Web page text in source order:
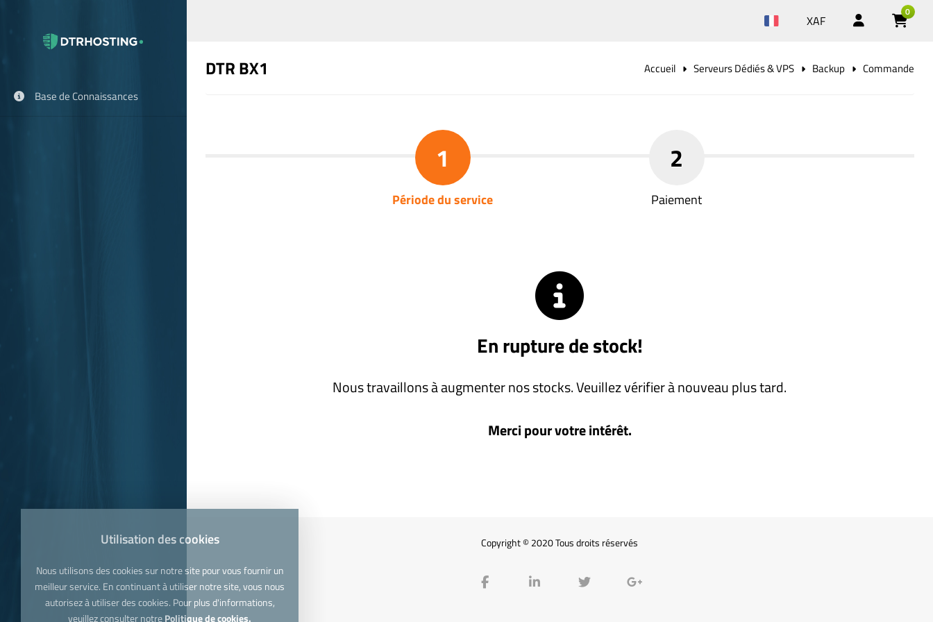
XAF
0
DTR BX1 Accueil Serveurs Dédiés & VPS Backup Commande
1
Période du service
2
Paiement
En rupture de stock!
Nous travaillons à augmenter nos stocks. Veuillez vérifier à nouveau plus tard.
Merci pour votre intérêt.
Copyright © 2020 Tous droits réservés
Base de Connaissances
Utilisation des cookies
Nous utilisons des cookies sur notre site pour vous fournir un
meilleur service. En continuant à utiliser notre site, vous nous
autorisez à utiliser des cookies. Pour plus d'informations,
veuillez consulter notrePolitique de cookies.